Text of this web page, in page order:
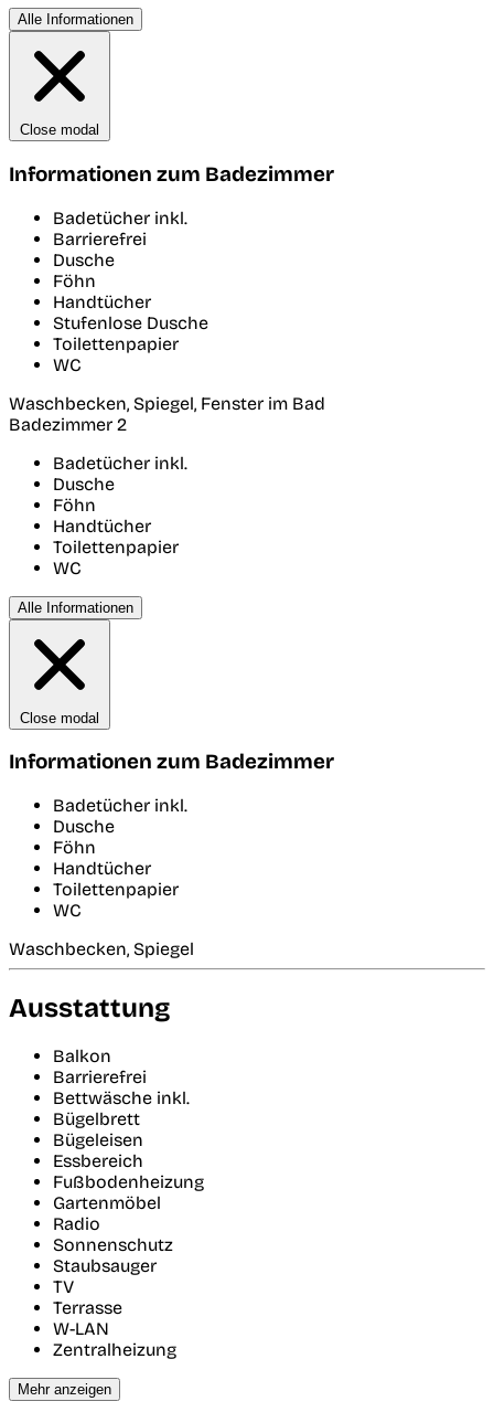
Alle Informationen
Close modal
Informationen zum Badezimmer
Badetücher inkl.
Barrierefrei
Dusche
Föhn
Handtücher
Stufenlose Dusche
Toilettenpapier
WC
Waschbecken, Spiegel, Fenster im Bad
Badezimmer 2
Badetücher inkl.
Dusche
Föhn
Handtücher
Toilettenpapier
WC
Alle Informationen
Close modal
Informationen zum Badezimmer
Badetücher inkl.
Dusche
Föhn
Handtücher
Toilettenpapier
WC
Waschbecken, Spiegel
Ausstattung
Balkon
Barrierefrei
Bettwäsche inkl.
Bügelbrett
Bügeleisen
Essbereich
Fußbodenheizung
Gartenmöbel
Radio
Sonnenschutz
Staubsauger
TV
Terrasse
W-LAN
Zentralheizung
Mehr anzeigen